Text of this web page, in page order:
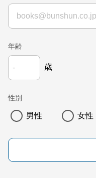
年齢
歳
性別
男性 女性